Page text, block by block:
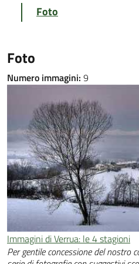
Foto
Foto
Numero immagini: 9
Immagini di Verrua: le 4 stagioni
Per gentile concessione del nostro